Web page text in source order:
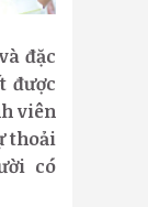
đặc
được
viên
thoải
có